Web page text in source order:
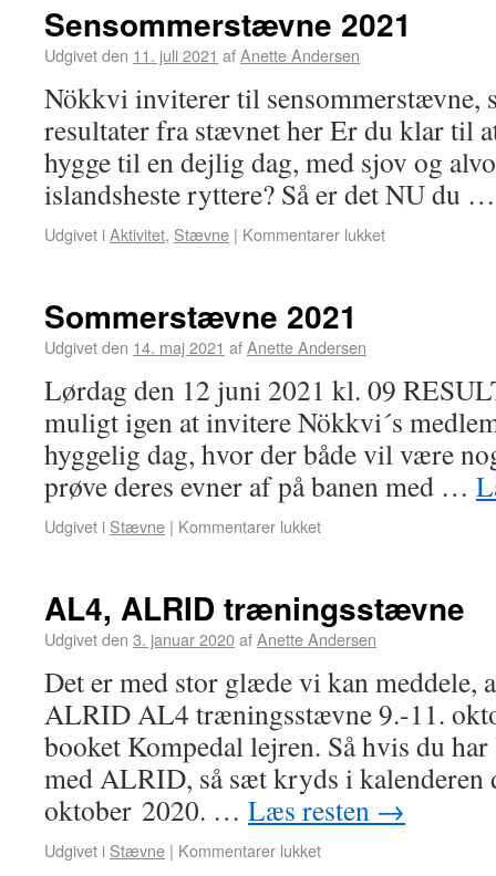
Sensommerstævne 2021
Udgivet den 11. juli 2021 afAnette Andersen
Nökkvi inviterer til sensommerstævne,
resultater fra stævnet her Er du klar til
hygge til en dejlig dag, med sjov og
islandsheste ryttere? Så er det NU du
Udgivet iAktivitet, Stævne | Kommentarer lukket
Sommerstævne 2021
Udgivet den 14. maj 2021 afAnette Andersen
Lørdag den 12 juni 2021 kl. 09
muligt igen at invitere Nökkvi´s
hyggelig dag, hvor der både vil være
prøve deres evner af på banen med …
Udgivet i Stævne | Kommentarer lukket
AL4, ALRID træningsstævne
Udgivet den 3. januar 2020afAnette Andersen
Det er med stor glæde vi kan meddele,
ALRID AL4 træningsstævne 9.-11.
booket Kompedal lejren. Så hvis du
med ALRID, så sæt kryds i kalenderen
oktober 2020. … Læs resten →
Udgivet i Stævne | Kommentarer lukket